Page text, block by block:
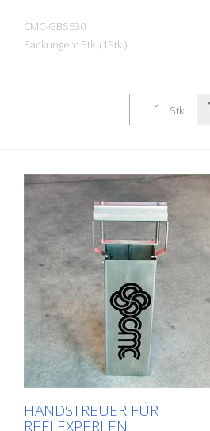
CMC-GBS530
Packungen: Stk. (1Stk.)
Stk.
HANDSTREUER FÜR
REFLEXPERLEN